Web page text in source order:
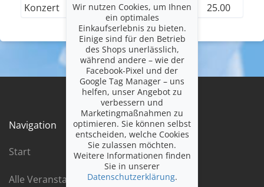
Konzert
25.00
Navigation
Start
Alle Veranstaltungen chronologisch
Wir nutzen Cookies, um Ihnen
ein optimales
Einkaufserlebnis zu bieten.
Einige sind für den Betrieb
des Shops unerlässlich,
während andere – wie der
Facebook-Pixel und der
Google Tag Manager – uns
helfen, unser Angebot zu
verbessern und
Marketingmaßnahmen zu
optimieren. Sie können selbst
entscheiden, welche Cookies
Sie zulassen möchten.
Weitere Informationen finden
Sie in unserer
Datenschutzerklärung.